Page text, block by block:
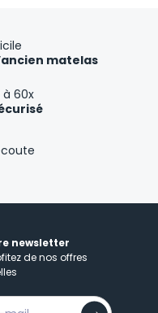
matelas
60x
newsletter
de nos offres